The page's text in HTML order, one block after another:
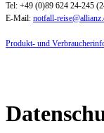
Tel: +49 (0)89 624 24-245
E-Mail: notfall-
Produkt- und